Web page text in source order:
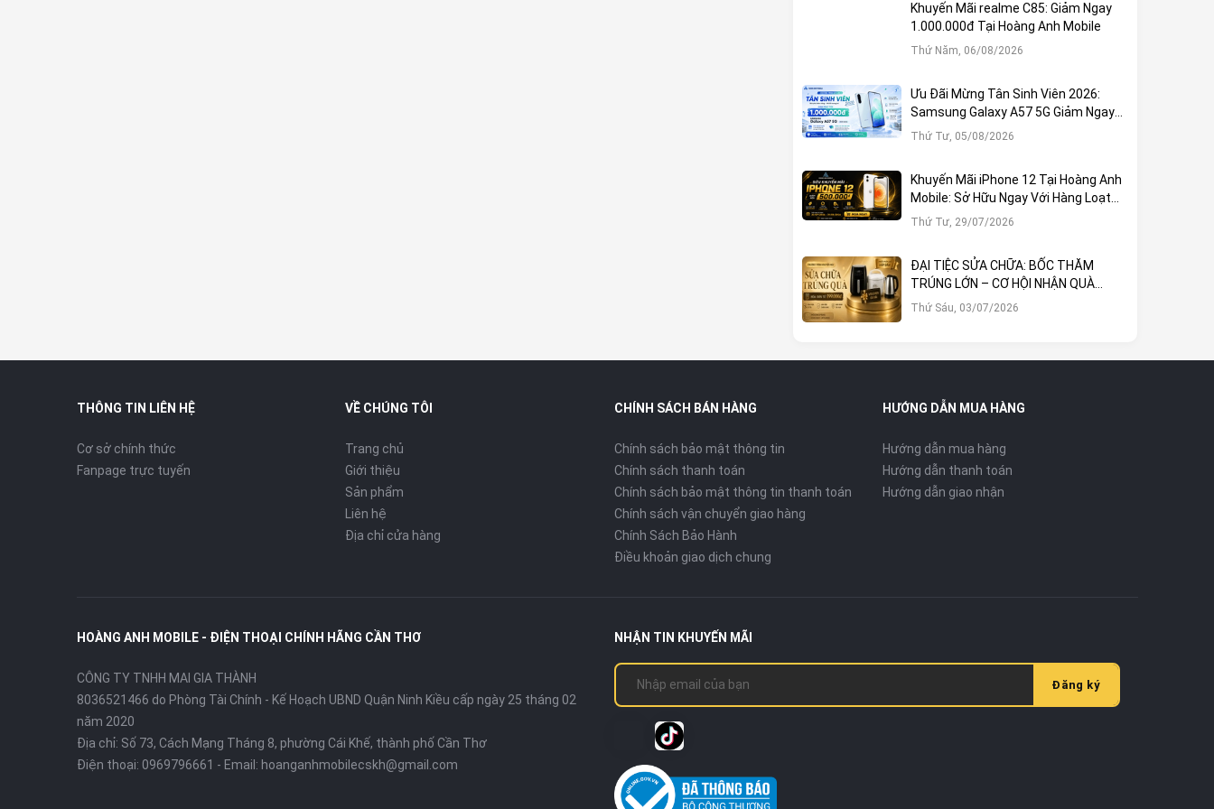
Khuyến Mãi realme C85: Giảm Ngay
1.000.000đ Tại Hoàng Anh Mobile
Thứ Năm, 06/08/2026
Ưu Đãi Mừng Tân Sinh Viên 2026:
Samsung Galaxy A57 5G Giảm Ngay
1.000.000đ
Thứ Tư, 05/08/2026
Khuyến Mãi iPhone 12 Tại Hoàng Anh
Mobile: Sở Hữu Ngay Với Hàng Loạt
Ưu Đãi Hấp Dẫn
Thứ Tư, 29/07/2026
ĐẠI TIỆC SỬA CHỮA: BỐC THĂM
TRÚNG LỚN – CƠ HỘI NHẬN QUÀ
KHỦNG TẠI HOÀNG ANH MOBILE
Thứ Sáu, 03/07/2026
THÔNG TIN LIÊN HỆ
Cơ sở chính thức
Fanpage trực tuyến
VỀ CHÚNG TÔI
Trang chủ
Giới thiệu
Sản phẩm
Liên hệ
Địa chỉ cửa hàng
CHÍNH SÁCH BÁN HÀNG
Chính sách bảo mật thông tin
Chính sách thanh toán
Chính sách bảo mật thông tin thanh toán
Chính sách vận chuyển giao hàng
Chính Sách Bảo Hành
Điều khoản giao dịch chung
HƯỚNG DẪN MUA HÀNG
Hướng dẫn mua hàng
Hướng dẫn thanh toán
Hướng dẫn giao nhận
HOÀNG ANH MOBILE - ĐIỆN THOẠI CHÍNH HÃNG CẦN THƠ
CÔNG TY TNHH MAI GIA THÀNH
8036521466 do Phòng Tài Chính - Kế Hoạch UBND Quận Ninh Kiều cấp ngày 25 tháng 02
năm 2020
Địa chỉ: Số 73, Cách Mạng Tháng 8, phường Cái Khế, thành phố Cần Thơ
Điện thoại: 0969796661 - Email: hoanganhmobilecskh@gmail.com
NHẬN TIN KHUYẾN MÃI
Đăng ký